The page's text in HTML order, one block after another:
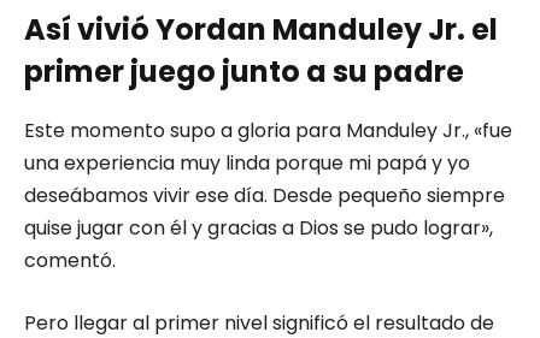
Así vivió Yordan Manduley Jr. el
primer juego junto a su padre
Este momento supo a gloria para Manduley Jr., «fue
una experiencia muy linda porque mi papá y yo
deseábamos vivir ese día. Desde pequeño siempre
quise jugar con él y gracias a Dios se pudo lograr»,
comentó.
Pero llegar al primer nivel significó el resultado de